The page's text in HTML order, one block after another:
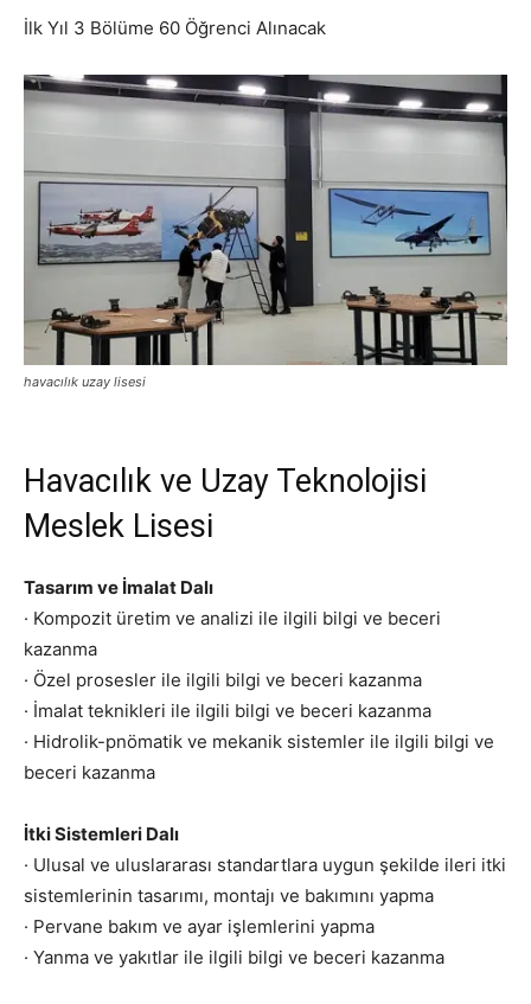
İlk Yıl 3 Bölüme 60 Öğrenci Alınacak
havacılık uzay lisesi
Havacılık ve Uzay Teknolojisi
Meslek Lisesi
Tasarım ve İmalat Dalı
· Kompozit üretim ve analizi ile ilgili bilgi ve beceri
kazanma
· Özel prosesler ile ilgili bilgi ve beceri kazanma
· İmalat teknikleri ile ilgili bilgi ve beceri kazanma
· Hidrolik-pnömatik ve mekanik sistemler ile ilgili bilgi ve
beceri kazanma
İtki Sistemleri Dalı
· Ulusal ve uluslararası standartlara uygun şekilde ileri itki
sistemlerinin tasarımı, montajı ve bakımını yapma
· Pervane bakım ve ayar işlemlerini yapma
· Yanma ve yakıtlar ile ilgili bilgi ve beceri kazanma